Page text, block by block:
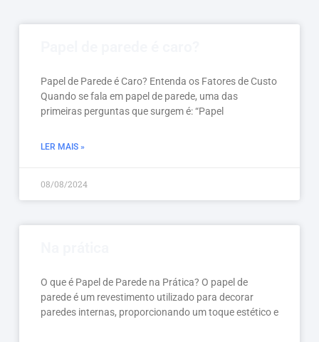
Papel de Parede é Caro? Entenda os Fatores de Custo
Quando se fala em papel de parede, uma das
primeiras perguntas que surgem é: “Papel
LER MAIS »
08/08/2024
O que é Papel de Parede na Prática? O papel de
parede é um revestimento utilizado para decorar
paredes internas, proporcionando um toque estético e